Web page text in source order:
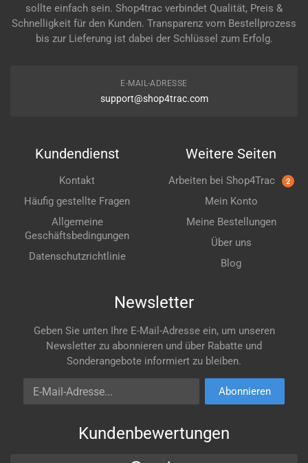
sollte einfach sein. Shop4trac verbindet Qualität, Preis &
Schnelligkeit für den Kunden. Transparenz vom Bestellprozess
bis zur Lieferung ist dabei der Schlüssel zum Erfolg.
E-MAIL-ADRESSE
support@shop4trac.com
Kundendienst
Kontakt
Häufig gestellte Fragen
Allgemeine
Geschäftsbedingungen
Datenschutzrichtlinie
Weitere Seiten
Arbeiten bei Shop4Trac 2
Mein Konto
Meine Bestellungen
Über uns
Blog
Newsletter
Geben Sie unten Ihre E-Mail-Adresse ein, um unseren
Newsletter zu abonnieren und über Rabatte und
Sonderangebote informiert zu bleiben.
E-Mail-Adresse
Abonnieren
Kundenbewertungen